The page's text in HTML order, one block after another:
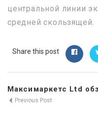
центральной линии
средней скользящей.
Share this post
Максимаркетс Ltd
Previous Post